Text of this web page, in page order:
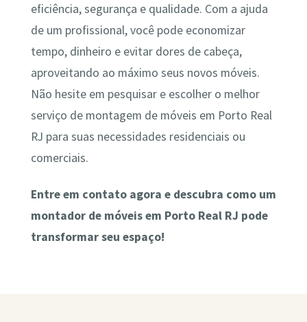
eficiência, segurança e qualidade. Com a ajuda
de um profissional, você pode economizar
tempo, dinheiro e evitar dores de cabeça,
aproveitando ao máximo seus novos móveis.
Não hesite em pesquisar e escolher o melhor
serviço de montagem de móveis em Porto Real
RJ para suas necessidades residenciais ou
comerciais.
Entre em contato agora e descubra como um
montador de móveis em Porto Real RJ pode
transformar seu espaço!